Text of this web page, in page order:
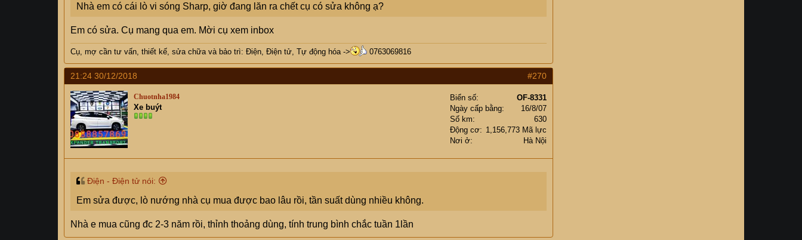
Nhà em có cái lò vi sóng Sharp, giờ đang lăn ra chết cụ có sửa không ạ?
Em có sửa. Cụ mang qua em. Mời cụ xem inbox
Cụ, mợ cần tư vấn, thiết kế, sửa chữa và bảo trì: Điện, Điện tử, Tự động hóa -> 0763069816
21:24 30/12/2018 #270
Chuotnha1984
Xe buýt
Biển số
OF-8331
Ngày cấp bằng
16/8/07
Số km
630
Động cơ
1,156,773 Mã lực
Nơi ở
Hà Nội
Điện - Điện tử nói:
Em sửa được, lò nướng nhà cụ mua được bao lâu rồi, tần suất dùng nhiều không.
Nhà e mua cũng đc 2-3 năm rồi, thỉnh thoảng dùng, tính trung bình chắc tuần 1lần